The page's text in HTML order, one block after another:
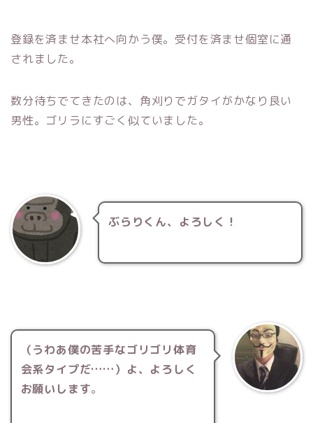
登録を済ませ本社へ向かう僕。受付を済ませ個室に通
されました。
数分待ちでてきたのは、角刈りでガタイがかなり良い
男性。ゴリラにすごく似ていました。
ぶらりくん、よろしく！
（うわあ僕の苦手なゴリゴリ体育
会系タイプだ……）よ、よろしく
お願いします。